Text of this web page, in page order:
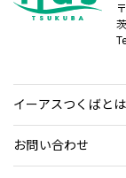
イーアスつくばとは
お問い合わせ